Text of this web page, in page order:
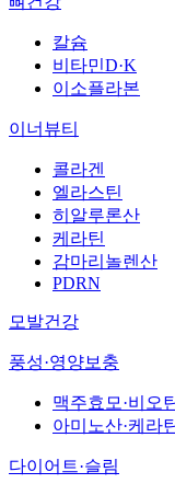
칼슘
비타민D·K
이소플라본
이너뷰티
콜라겐
엘라스틴
히알루론산
케라틴
감마리놀렌산
PDRN
모발건강
풍성·영양보충
맥주효모·비오
아미노산·케라
다이어트·슬림